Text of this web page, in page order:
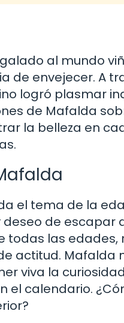
al mundo
de envejecer. A
logró plasmar
de Mafalda
la belleza en
el tema de la
deseo de escapar
todas las
actitud. Mafalda
viva la
el calendario.